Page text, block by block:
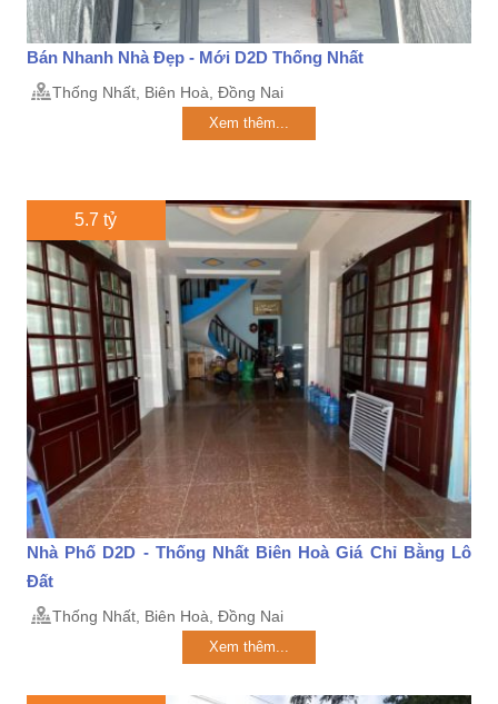
Bán Nhanh Nhà Đẹp - Mới D2D Thống Nhất
Thống Nhất, Biên Hoà, Đồng Nai
Xem thêm...
5.7 tỷ
Nhà Phố D2D - Thống Nhất Biên Hoà Giá Chỉ Bằng Lô
Đất
Thống Nhất, Biên Hoà, Đồng Nai
Xem thêm...